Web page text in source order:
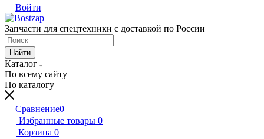
Войти
Запчасти для спецтехники с доставкой по России
Найти
Каталог
По всему сайту
По каталогу
Сравнение0
Избранные товары 0
Корзина 0